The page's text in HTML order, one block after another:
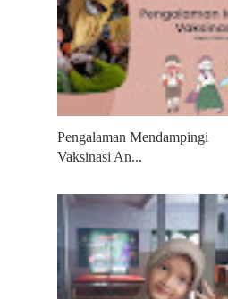
Pengalaman Mendampingi
Vaksinasi An...